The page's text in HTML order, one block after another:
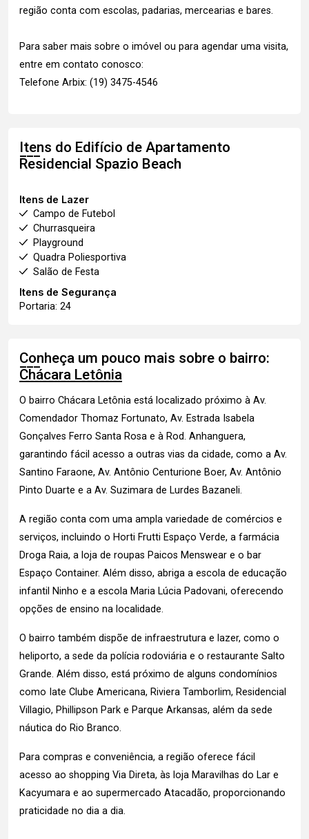
região conta com escolas, padarias, mercearias e bares.
Para saber mais sobre o imóvel ou para agendar uma visita,
entre em contato conosco:
Telefone Arbix: (19) 3475-4546
Itens do Edifício de Apartamento
Residencial Spazio Beach
Itens de Lazer
Campo de Futebol
Churrasqueira
Playground
Quadra Poliesportiva
Salão de Festa
Itens de Segurança
Portaria: 24
Conheça um pouco mais sobre o bairro:
Chácara Letônia
O bairro Chácara Letônia está localizado próximo à Av.
Comendador Thomaz Fortunato, Av. Estrada Isabela
Gonçalves Ferro Santa Rosa e à Rod. Anhanguera,
garantindo fácil acesso a outras vias da cidade, como a Av.
Santino Faraone, Av. Antônio Centurione Boer, Av. Antônio
Pinto Duarte e a Av. Suzimara de Lurdes Bazaneli.
A região conta com uma ampla variedade de comércios e
serviços, incluindo o Horti Frutti Espaço Verde, a farmácia
Droga Raia, a loja de roupas Paicos Menswear e o bar
Espaço Container. Além disso, abriga a escola de educação
infantil Ninho e a escola Maria Lúcia Padovani, oferecendo
opções de ensino na localidade.
O bairro também dispõe de infraestrutura e lazer, como o
heliporto, a sede da polícia rodoviária e o restaurante Salto
Grande. Além disso, está próximo de alguns condomínios
como Iate Clube Americana, Riviera Tamborlim, Residencial
Villagio, Phillipson Park e Parque Arkansas, além da sede
náutica do Rio Branco.
Para compras e conveniência, a região oferece fácil
acesso ao shopping Via Direta, às loja Maravilhas do Lar e
Kacyumara e ao supermercado Atacadão, proporcionando
praticidade no dia a dia.